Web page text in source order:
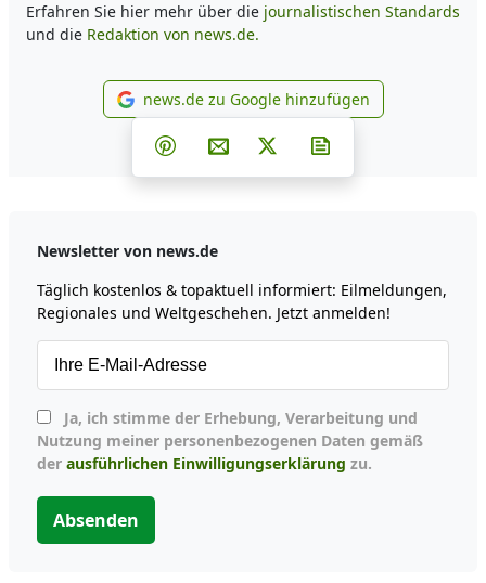
Erfahren Sie hier mehr über die journalistischen Standards
und die Redaktion von news.de.
news.de zu Google
news.de zu Google hinzufügen
Teilen auf Facebook
Teilen auf Whatsapp
Teilen auf Telegram
Teilen auf Pinterest
Per E-Mail teilen
Post auf X
Newsletter von news.de
Täglich kostenlos & topaktuell informiert: Eilmeldungen,
Regionales und Weltgeschehen. Jetzt anmelden!
Nutzung meiner personenbezogenen Daten gemäß
der ausführlichen Einwilligungserklärung zu.
Absenden